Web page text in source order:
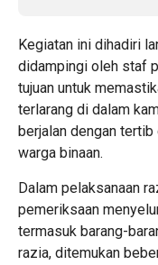
Kegiatan ini dihadiri
didampingi oleh staf
tujuan untuk
terlarang di dalam
berjalan dengan
warga binaan.
Dalam pelaksanaan
pemeriksaan
termasuk barang-
razia, ditemukan